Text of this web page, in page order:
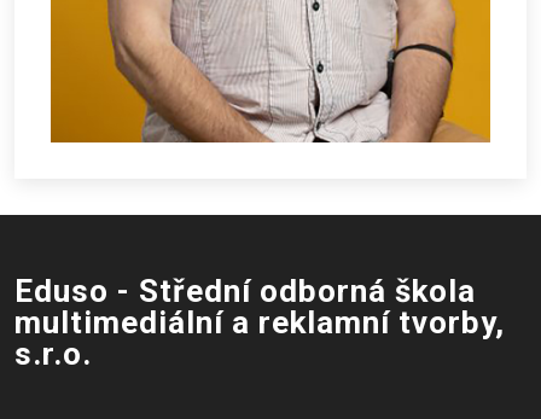
Eduso - Střední odborná škola
multimediální a reklamní tvorby,
s.r.o.